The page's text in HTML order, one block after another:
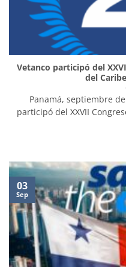
Vetanco participó del
del
Panamá, septiembre
participó del XXVII
03
Sep